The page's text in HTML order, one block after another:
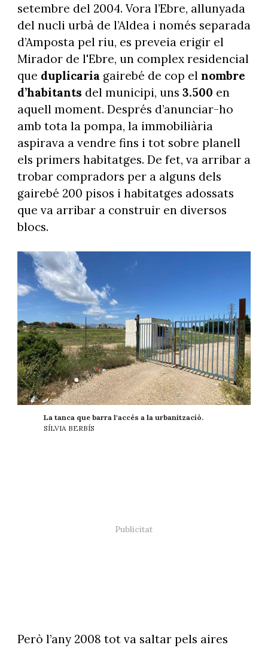
setembre del 2004. Vora l’Ebre, allunyada
del nucli urbà de l’Aldea i només separada
d’Amposta pel riu, es preveia erigir el
Mirador de l'Ebre, un complex residencial
que duplicaria gairebé de cop el nombre
d’habitants del municipi, uns 3.500 en
aquell moment. Després d’anunciar-ho
amb tota la pompa, la immobiliària
aspirava a vendre fins i tot sobre planell
els primers habitatges. De fet, va arribar a
trobar compradors per a alguns dels
gairebé 200 pisos i habitatges adossats
que va arribar a construir en diversos
blocs.
La tanca que barra l'accés a la urbanització.
SÍLVIA BERBÍS
Però l’any 2008 tot va saltar pels aires